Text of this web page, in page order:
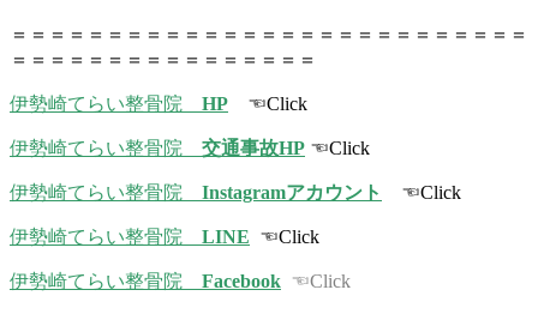
＝＝＝＝＝＝＝＝＝＝＝＝＝＝＝＝＝＝＝＝＝＝＝＝＝＝＝
＝＝＝＝＝＝＝＝＝＝＝＝＝＝＝＝
伊勢崎てらい整骨院 HP ☜Click
伊勢崎てらい整骨院 交通事故HP ☜Click
伊勢崎てらい整骨院 Instagramアカウント ☜Click
伊勢崎てらい整骨院 LINE ☜Click
伊勢崎てらい整骨院 Facebook ☜Click